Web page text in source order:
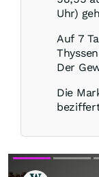
Uhr)
Auf 7
Der
Die